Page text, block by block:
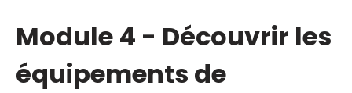
Module 4 - Découvrir les
équipements de